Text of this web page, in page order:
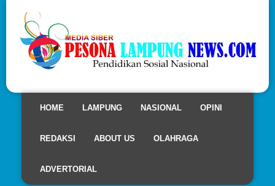
HOME LAMPUNG NASIONAL OPINI
REDAKSI ABOUT US OLAHRAGA
ADVERTORIAL